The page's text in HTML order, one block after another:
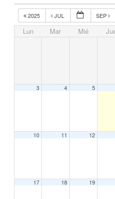
o
n
g
e
r
e
l
t
2
2025 JUL SEP
Lun Mar Mié
3 4 5
10 11 12
17 18 19